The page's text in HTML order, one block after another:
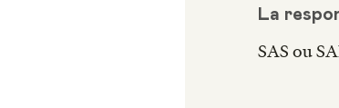
La
SAS ou